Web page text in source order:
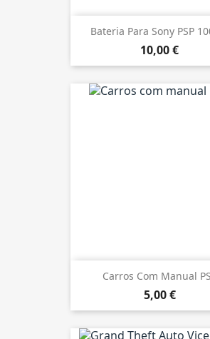
Bateria Para Sony PSP
10,00 €
Carros Com Manual
5,00 €